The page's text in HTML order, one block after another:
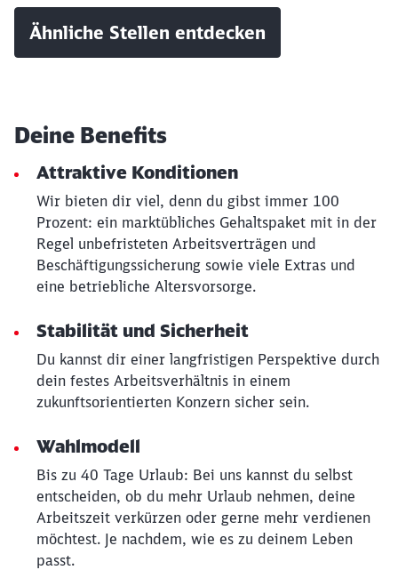
Ähnliche Stellen entdecken
Deine Benefits
Attraktive Konditionen
Wir bieten dir viel, denn du gibst immer 100
Prozent: ein marktübliches Gehaltspaket mit in der
Regel unbefristeten Arbeitsverträgen und
Beschäftigungssicherung sowie viele Extras und
eine betriebliche Altersvorsorge.
Stabilität und Sicherheit
Du kannst dir einer langfristigen Perspektive durch
dein festes Arbeitsverhältnis in einem
zukunftsorientierten Konzern sicher sein.
Wahlmodell
Bis zu 40 Tage Urlaub: Bei uns kannst du selbst
entscheiden, ob du mehr Urlaub nehmen, deine
Arbeitszeit verkürzen oder gerne mehr verdienen
möchtest. Je nachdem, wie es zu deinem Leben
passt.
Schließen
Möchten Sie zuweitergeleitet
Abbrechen Weiter